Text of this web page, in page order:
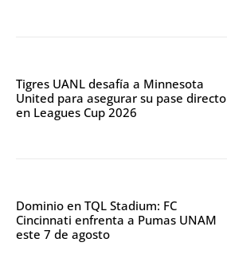
Tigres UANL desafía a Minnesota
United para asegurar su pase directo
en Leagues Cup 2026
Dominio en TQL Stadium: FC
Cincinnati enfrenta a Pumas UNAM
este 7 de agosto